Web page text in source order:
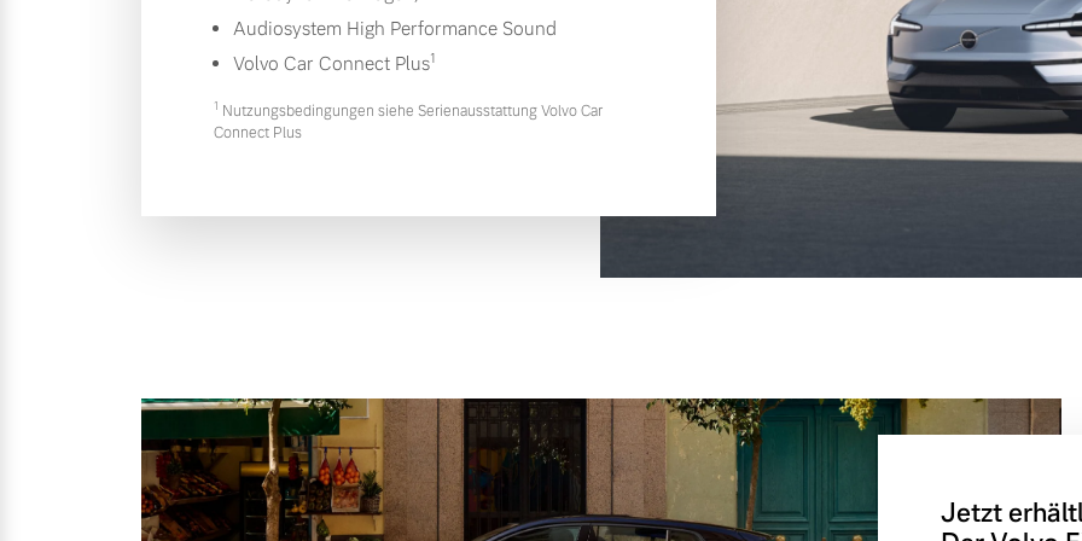
Audiosystem High Performance Sound
Volvo Car Connect Plus1
1 Nutzungsbedingungen siehe Serienausstattung Volvo Car
Connect Plus
Jetzt